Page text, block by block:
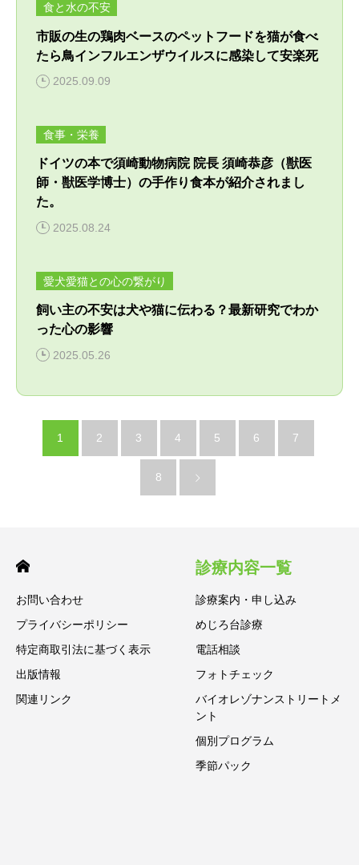
ケース別対応窓口
病院概要
バイオレゾナンストリートメントとは
個別プログラム
季節パック
ペットアカデミー
獣医師から学ぶペットのための通信講座
獣医学と栄養学の適切な知識の普及
食と水の不安
市販の生の鶏肉ベースのペットフードを猫が食べ
たら鳥インフルエンザウイルスに感染して安楽死
2025.09.09
食事・栄養
ドイツの本で須崎動物病院 院長 須崎恭彦（獣医
師・獣医学博士）の手作り食本が紹介されまし
た。
2025.08.24
愛犬愛猫との心の繋がり
飼い主の不安は犬や猫に伝わる？最新研究でわか
った心の影響
2025.05.26
1 2 3 4 5 6 7
8
お問い合わせ
プライバシーポリシー
特定商取引法に基づく表示
出版情報
関連リンク
診療内容一覧
診療案内・申し込み
めじろ台診療
電話相談
フォトチェック
バイオレゾナンストリートメ
ント
個別プログラム
季節パック